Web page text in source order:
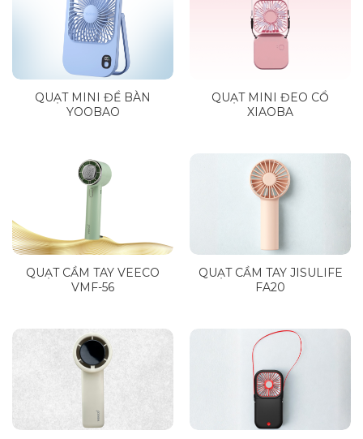
QUẠT MINI ĐỂ BÀN
YOOBAO
QUẠT MINI ĐEO CỔ
XIAOBA
QUẠT CẦM TAY VEECO
VMF-56
QUẠT CẦM TAY JISULIFE
FA20